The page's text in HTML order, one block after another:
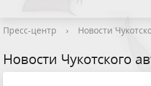
Пресс-центр › Новости
Новости Чукотского